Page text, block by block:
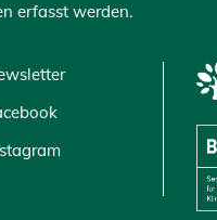
erfasst werden.